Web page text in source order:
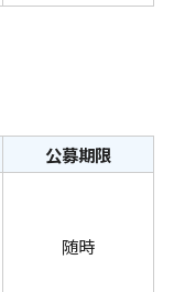
公募期限
随時